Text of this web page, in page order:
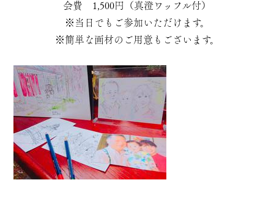
会費 1,500円（真澄ワッフル付）
※当日でもご参加いただけます。
※簡単な画材のご用意もございます。